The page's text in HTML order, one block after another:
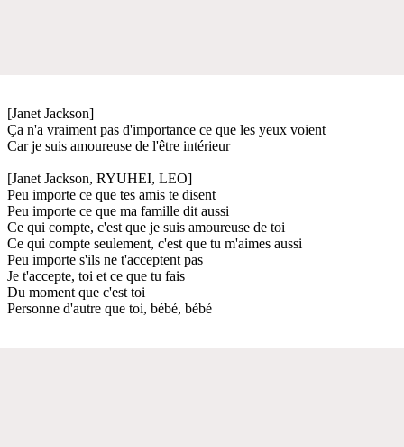
[Janet Jackson]
Ça n'a vraiment pas d'importance ce que les yeux voient
Car je suis amoureuse de l'être intérieur
[Janet Jackson, RYUHEI, LEO]
Peu importe ce que tes amis te disent
Peu importe ce que ma famille dit aussi
Ce qui compte, c'est que je suis amoureuse de toi
Ce qui compte seulement, c'est que tu m'aimes aussi
Peu importe s'ils ne t'acceptent pas
Je t'accepte, toi et ce que tu fais
Du moment que c'est toi
Personne d'autre que toi, bébé, bébé